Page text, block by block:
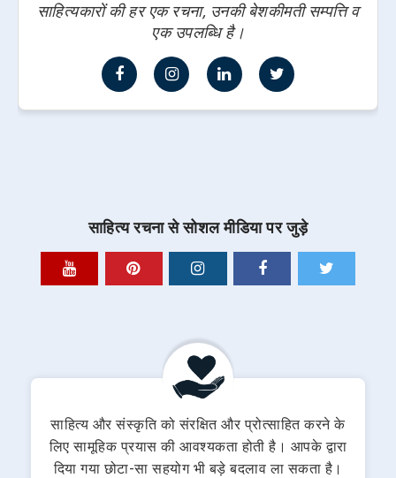
साहित्यकारों की हर एक रचना, उनकी बेशकीमती सम्पत्ति व
एक उपलब्धि है।
साहित्य रचना से सोशल मीडिया पर जुड़े
साहित्य और संस्कृति को संरक्षित और प्रोत्साहित करने के
लिए सामूहिक प्रयास की आवश्यकता होती है। आपके द्वारा
दिया गया छोटा-सा सहयोग भी बड़े बदलाव ला सकता है।